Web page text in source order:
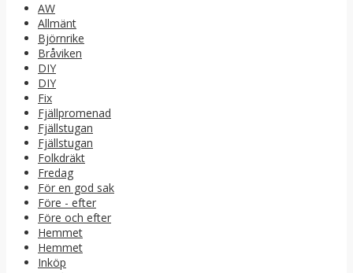
AW
Allmänt
Björnrike
Bråviken
DIY
DIY
Fix
Fjällpromenad
Fjällstugan
Fjällstugan
Folkdräkt
Fredag
För en god sak
Före - efter
Före och efter
Hemmet
Hemmet
Inköp